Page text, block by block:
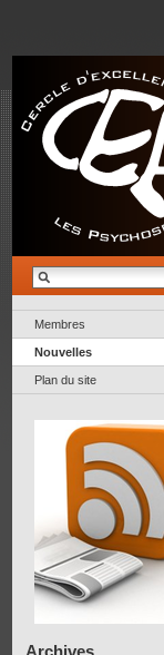
Membres
Nouvelles
Plan du site